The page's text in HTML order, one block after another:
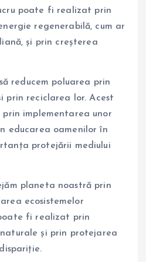
poate fi realizat prin
regenerabilă, cum ar
și prin creșterea
reducem poluarea prin
prin reciclarea lor. Acest
implementarea unor
educarea oamenilor în
protejării mediului
planeta noastră prin
ecosistemelor
fi realizat prin
și prin protejarea